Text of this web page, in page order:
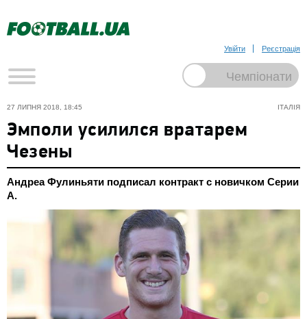
Увійти Реєстрація
ІТАЛІЯ
27 ЛИПНЯ 2018, 18:45
Эмполи усилился вратарем
Чезены
Андреа Фулиньяти подписал контракт с новичком Серии
А.